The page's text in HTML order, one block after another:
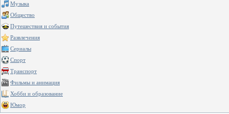
Музыка
Общество
Путешествия и события
Развлечения
Сериалы
Спорт
Транспорт
Фильмы и анимация
Хобби и образование
Юмор